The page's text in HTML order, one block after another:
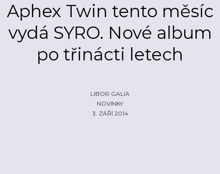
ARTEIN
ECHOLOKÁTOR
CZECH IT
ROZHOVORY
ŽIVĚ
FOTOGALERIE
EHP/NORSKÉ FONDY
Aphex Twin tento měsíc
vydá SYRO. Nové album
po třinácti letech
LIBOR GALIA
NOVINKY
3. ZÁŘÍ 2014